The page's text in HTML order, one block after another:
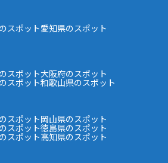
スポット愛知県のスポット
スポット大阪府のスポット
スポット和歌山県のスポット
スポット岡山県のスポット
スポット徳島県のスポット
スポット高知県のスポット